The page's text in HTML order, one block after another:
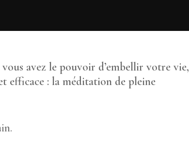
avez le pouvoir d’embellir votre vie,
efficace : la méditation de pleine